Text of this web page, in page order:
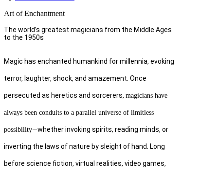
Art of Enchantment
The world’s greatest magicians from the Middle Ages
to the 1950s
Magic has enchanted humankind for millennia, evoking
terror, laughter, shock, and amazement. Once
persecuted as heretics and sorcerers, magicians have
always been conduits to a parallel universe of limitless
possibility—whether invoking spirits, reading minds, or
inverting the laws of nature by sleight of hand. Long
before science fiction, virtual realities, video games,